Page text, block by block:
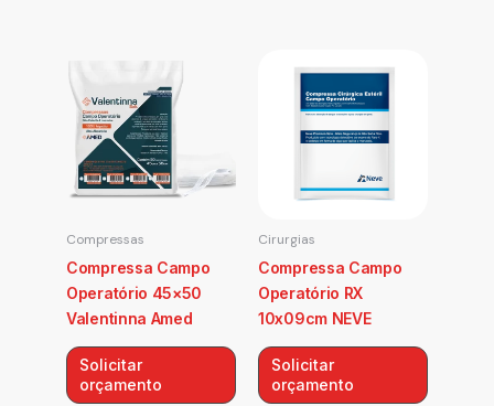
Compressas
Compressa Campo
Operatório 45×50
Valentinna Amed
Solicitar
orçamento
Cirurgias
Compressa Campo
Operatório RX
10x09cm NEVE
Solicitar
orçamento